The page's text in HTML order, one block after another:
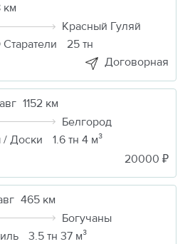
км
Красный Гуляй
25 тн
Договорная
1152 км
Белгород
/ Доски
1.6 тн 4 м³
20000 ₽
465 км
Богучаны
3.5 тн 37 м³